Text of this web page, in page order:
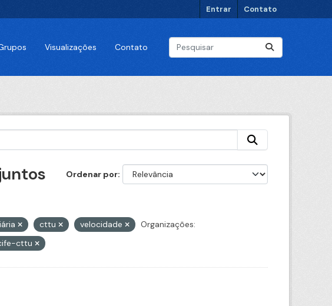
Entrar Contato
Visualizações Contato
Ordenar por
cttu velocidade
Organizações:
cttu